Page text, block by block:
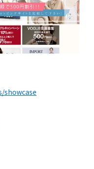
showcase